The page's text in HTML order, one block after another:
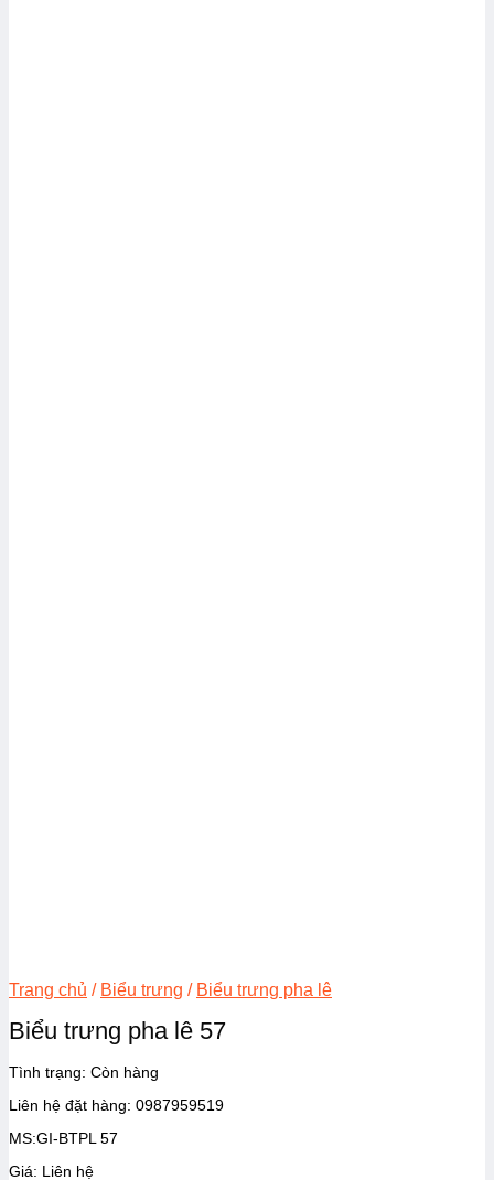
Trang chủ / Biểu trưng / Biểu trưng pha lê
Biểu trưng pha lê 57
Tình trạng: Còn hàng
Liên hệ đặt hàng: 0987959519
MS:GI-BTPL 57
Giá: Liên hệ